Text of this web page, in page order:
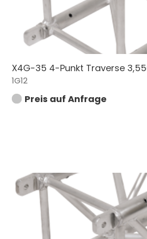
X4G-35 4-Punkt Traverse
1G12
Preis auf Anfrage